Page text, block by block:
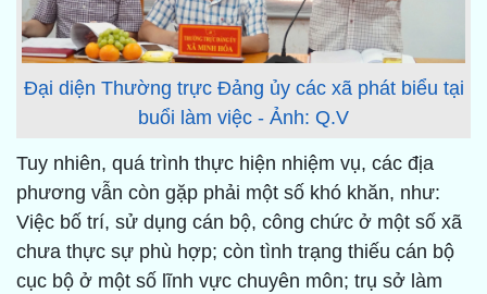
Đại diện Thường trực Đảng ủy các xã phát biểu tại
buổi làm việc - Ảnh: Q.V
Tuy nhiên, quá trình thực hiện nhiệm vụ, các địa
phương vẫn còn gặp phải một số khó khăn, như:
Việc bố trí, sử dụng cán bộ, công chức ở một số xã
chưa thực sự phù hợp; còn tình trạng thiếu cán bộ
cục bộ ở một số lĩnh vực chuyên môn; trụ sở làm